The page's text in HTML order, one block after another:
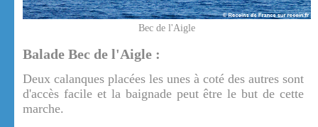
Bec de l'Aigle
Balade Bec de l'Aigle :
Deux calanques placées les unes à coté des autres sont
d'accès facile et la baignade peut être le but de cette
marche.